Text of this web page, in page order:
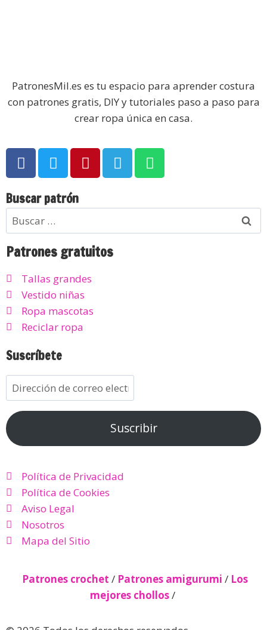
PatronesMil.es es tu espacio para aprender costura
con patrones gratis, DIY y tutoriales paso a paso para
crear ropa única en casa.
Buscar patrón
Patrones gratuitos
Tallas grandes
Vestido niñas
Ropa mascotas
Reciclar ropa
Suscríbete
Suscribir
Política de Privacidad
Política de Cookies
Aviso Legal
Nosotros
Mapa del Sitio
Patrones crochet / Patrones amigurumi / Los
mejores chollos/